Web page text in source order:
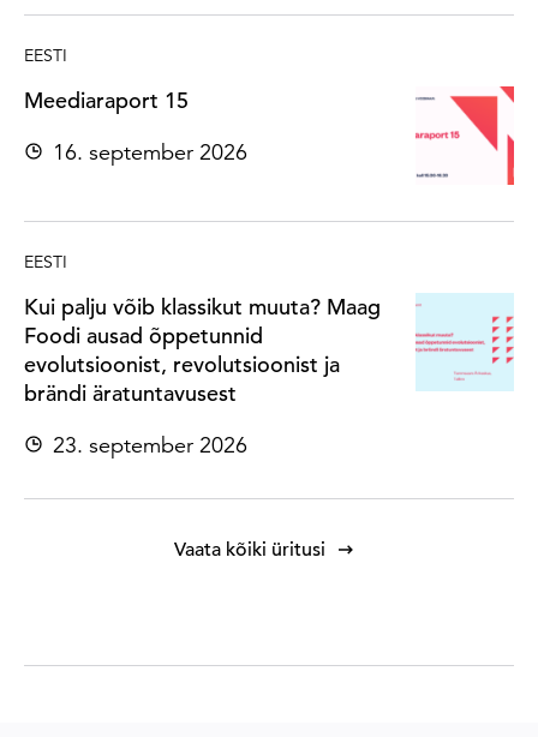
EESTI
Meediaraport 15
16. september 2026
EESTI
Kui palju võib klassikut muuta? Maag
Foodi ausad õppetunnid
evolutsioonist, revolutsioonist ja
brändi äratuntavusest
23. september 2026
Vaata kõiki üritusi